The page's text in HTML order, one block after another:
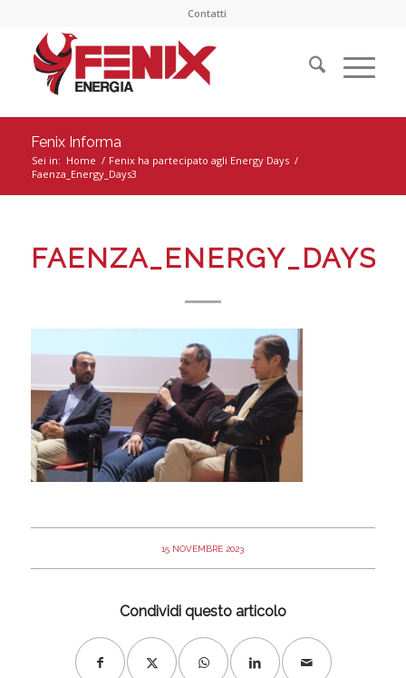
Contatti
Fenix Informa
Sei in: Home / Fenix ha partecipato agli Energy Days /
Faenza_Energy_Days3
FAENZA_ENERGY_DAYS3
15 NOVEMBRE 2023
Condividi questo articolo